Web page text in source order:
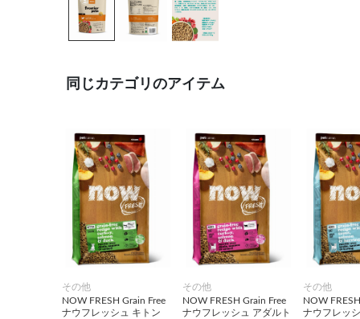
同じカテゴリのアイテム
その他
NOW FRESH Grain Free
ナウフレッシュ キトン
その他
NOW FRESH Grain Free
ナウフレッシュ アダルト
その他
NOW
ナウフレッ